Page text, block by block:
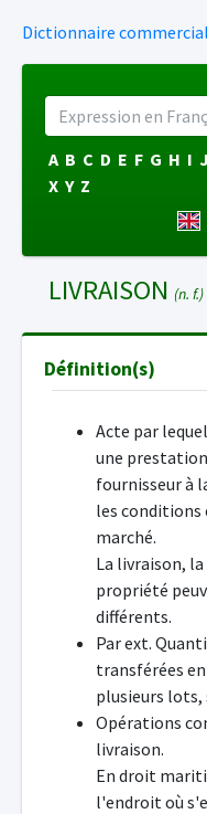
Dictionnaire commercial
A B C D E F G H I J
X Y Z
LIVRAISON (n. f.)
Définition(s)
Acte par
une
fournisseur à
les conditions
marché.
La livraison,
propriété
différents.
Par ext.
transférées
plusieurs
Opérations
livraison.
En droit
l'endroit où